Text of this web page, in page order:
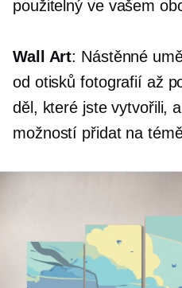
použitelný ve vašem
Wall Art: Nástěnné
od otisků fotografií až
děl, které jste vytvořili,
možností přidat na